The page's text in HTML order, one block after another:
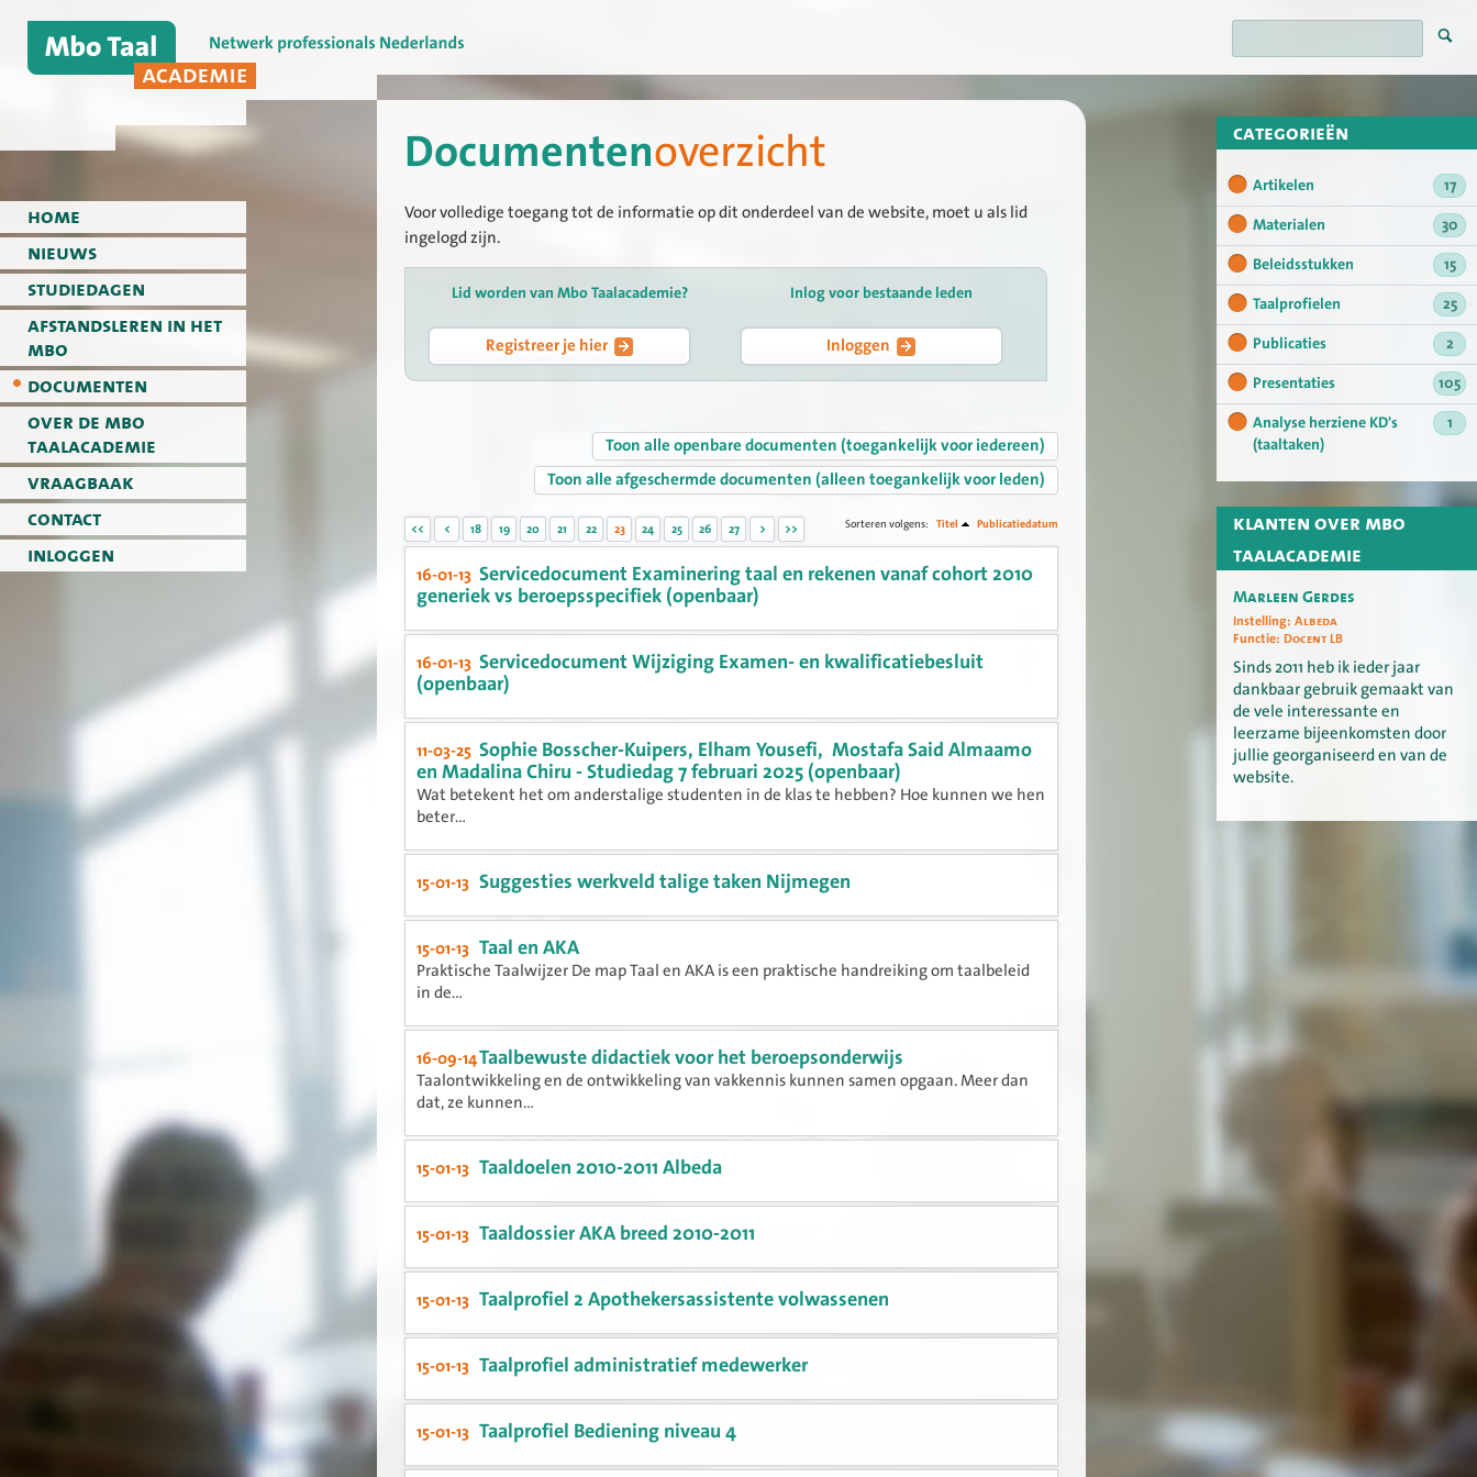
home
nieuws
studiedagen
afstandsleren in het
mbo
documenten
over de mbo
taalacademie
vraagbaak
contact
inloggen
categorieën
Artikelen
17
Materialen
30
Beleidsstukken
15
Taalprofielen
25
Publicaties
2
Presentaties
105
Analyse herziene KD's
(taaltaken)
1
klanten over mbo
taalacademie
Marleen Gerdes
Instelling: Albeda
Functie: Docent LB
Sinds 2011 heb ik ieder jaar
dankbaar gebruik gemaakt van
de vele interessante en
leerzame bijeenkomsten door
jullie georganiseerd en van de
website.
Documentenoverzicht
Voor volledige toegang tot de informatie op dit onderdeel van de website, moet u als lid
ingelogd zijn.
Lid worden van Mbo Taalacademie?
Registreer je hier
Inlog voor bestaande leden
Inloggen
Toon alle openbare documenten (toegankelijk voor iedereen)
Toon alle afgeschermde documenten (alleen toegankelijk voor leden)
<< < 18 19 20 21 22 23 24 25 26 27 > >> Sorteren volgens: Titel Publicatiedatum
16-01-13 Servicedocument Examinering taal en rekenen vanaf cohort 2010
generiek vs beroepsspecifiek (openbaar)
16-01-13 Servicedocument Wijziging Examen- en kwalificatiebesluit
(openbaar)
11-03-25 Sophie Bosscher-Kuipers, Elham Yousefi, Mostafa Said Almaamo
en Madalina Chiru - Studiedag 7 februari 2025 (openbaar)
Wat betekent het om anderstalige studenten in de klas te hebben? Hoe kunnen we hen
beter...
15-01-13 Suggesties werkveld talige taken Nijmegen
15-01-13 Taal en AKA
Praktische Taalwijzer De map Taal en AKA is een praktische handreiking om taalbeleid
in de...
16-09-14Taalbewuste didactiek voor het beroepsonderwijs
Taalontwikkeling en de ontwikkeling van vakkennis kunnen samen opgaan. Meer dan
dat, ze kunnen...
15-01-13 Taaldoelen 2010-2011 Albeda
15-01-13 Taaldossier AKA breed 2010-2011
15-01-13 Taalprofiel 2 Apothekersassistente volwassenen
15-01-13 Taalprofiel administratief medewerker
15-01-13 Taalprofiel Bediening niveau 4